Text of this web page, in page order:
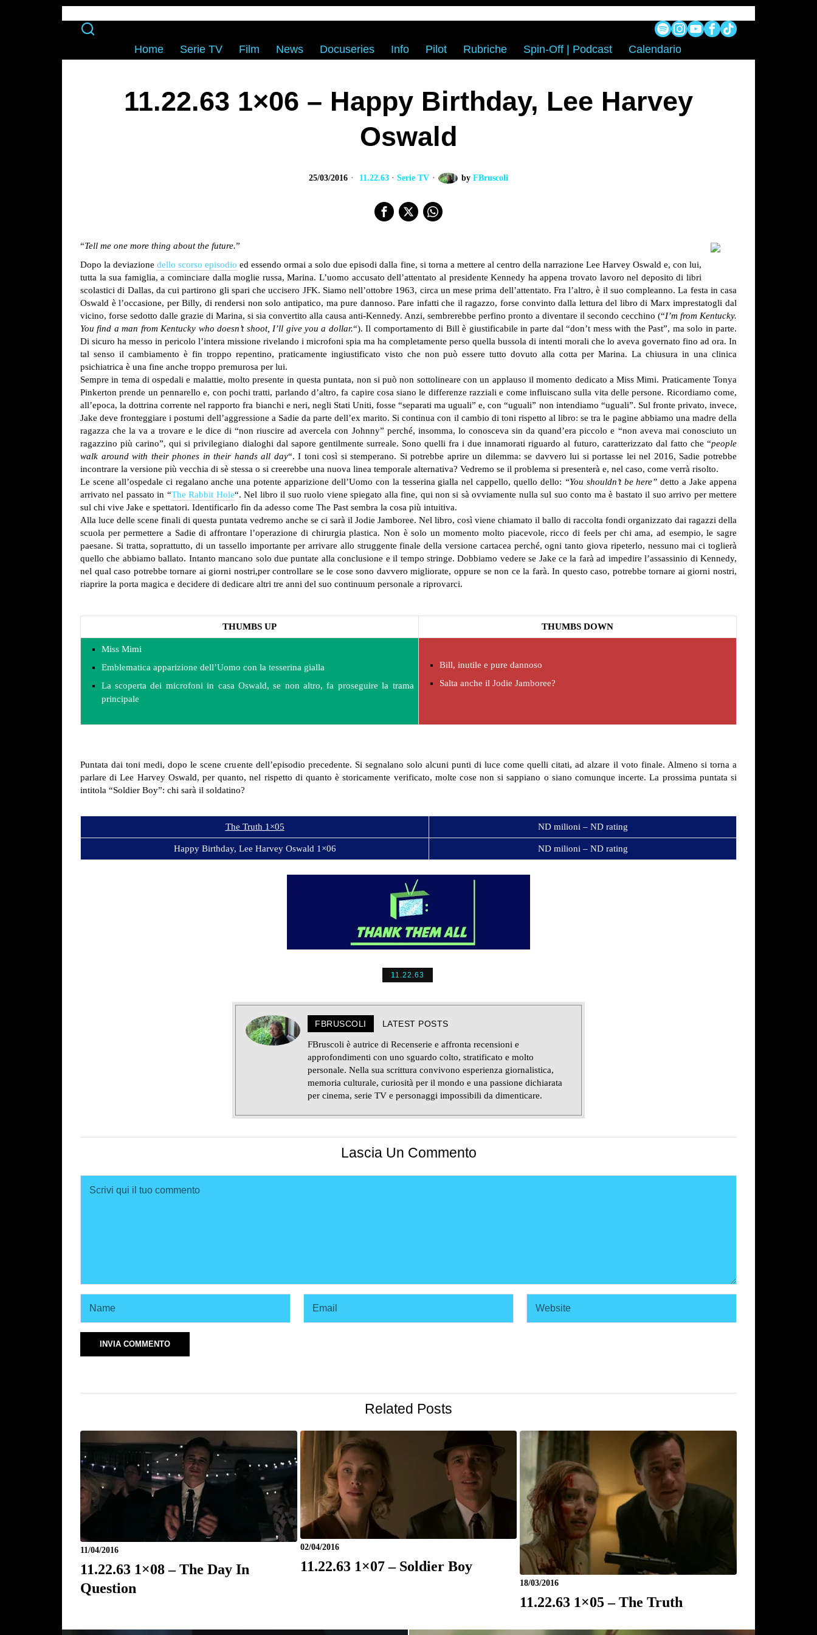
Home Serie TV Film News Docuseries Info Pilot Rubriche Spin-Off | Podcast Calendario
11.22.63 1×06 – Happy Birthday, Lee Harvey
Oswald
25/03/2016 11.22.63 · Serie TV by FBruscoli
“Tell me one more thing about the future.”
Dopo la deviazionedello scorso episodio ed essendo ormai a solo due episodi dalla fine, si torna a mettere al centro della narrazione Lee Harvey Oswald e, con lui,
tutta la sua famiglia, a cominciare dalla moglie russa, Marina. L’uomo accusato dell’attentato al presidente Kennedy ha appena trovato lavoro nel deposito di libri
scolastici di Dallas, da cui partirono gli spari che uccisero JFK. Siamo nell’ottobre 1963, circa un mese prima dell’attentato. Fra l’altro, è il suo compleanno. La festa in casa
Oswald è l’occasione, per Billy, di rendersi non solo antipatico, ma pure dannoso. Pare infatti che il ragazzo, forse convinto dalla lettura del libro di Marx imprestatogli dal
vicino, forse sedotto dalle grazie di Marina, si sia convertito alla causa anti-Kennedy. Anzi, sembrerebbe perfino pronto a diventare il secondo cecchino (“I’m from Kentucky.
You find a man from Kentucky who doesn’t shoot, I’ll give you a dollar.“). Il comportamento di Bill è giustificabile in parte dal “don’t mess with the Past”, ma solo in parte.
Di sicuro ha messo in pericolo l’intera missione rivelando i microfoni spia ma ha completamente perso quella bussola di intenti morali che lo aveva governato fino ad ora. In
tal senso il cambiamento è fin troppo repentino, praticamente ingiustificato visto che non può essere tutto dovuto alla cotta per Marina. La chiusura in una clinica
psichiatrica è una fine anche troppo premurosa per lui.
Sempre in tema di ospedali e malattie, molto presente in questa puntata, non si può non sottolineare con un applauso il momento dedicato a Miss Mimi. Praticamente Tonya
Pinkerton prende un pennarello e, con pochi tratti, parlando d’altro, fa capire cosa siano le differenze razziali e come influiscano sulla vita delle persone. Ricordiamo come,
all’epoca, la dottrina corrente nel rapporto fra bianchi e neri, negli Stati Uniti, fosse “separati ma uguali” e, con “uguali” non intendiamo “uguali”. Sul fronte privato, invece,
Jake deve fronteggiare i postumi dell’aggressione a Sadie da parte dell’ex marito. Si continua con il cambio di toni rispetto al libro: se tra le pagine abbiamo una madre della
ragazza che la va a trovare e le dice di “non riuscire ad avercela con Johnny” perché, insomma, lo conosceva sin da quand’era piccolo e “non aveva mai conosciuto un
ragazzino più carino”, qui si privilegiano dialoghi dal sapore gentilmente surreale. Sono quelli fra i due innamorati riguardo al futuro, caratterizzato dal fatto che “people
walk around with their phones in their hands all day“. I toni così si stemperano. Si potrebbe aprire un dilemma: se davvero lui si portasse lei nel 2016, Sadie potrebbe
incontrare la versione più vecchia di sè stessa o si creerebbe una nuova linea temporale alternativa? Vedremo se il problema si presenterà e, nel caso, come verrà risolto.
Le scene all’ospedale ci regalano anche una potente apparizione dell’Uomo con la tesserina gialla nel cappello, quello dello: “You shouldn’t be here” detto a Jake appena
arrivato nel passato in “The Rabbit Hole“. Nel libro il suo ruolo viene spiegato alla fine, qui non si sà ovviamente nulla sul suo conto ma è bastato il suo arrivo per mettere
sul chi vive Jake e spettatori. Identificarlo fin da adesso come The Past sembra la cosa più intuitiva.
Alla luce delle scene finali di questa puntata vedremo anche se ci sarà il Jodie Jamboree. Nel libro, così viene chiamato il ballo di raccolta fondi organizzato dai ragazzi della
scuola per permettere a Sadie di affrontare l’operazione di chirurgia plastica. Non è solo un momento molto piacevole, ricco di feels per chi ama, ad esempio, le sagre
paesane. Si tratta, soprattutto, di un tassello importante per arrivare allo struggente finale della versione cartacea perché, ogni tanto giova ripeterlo, nessuno mai ci toglierà
quello che abbiamo ballato. Intanto mancano solo due puntate alla conclusione e il tempo stringe. Dobbiamo vedere se Jake ce la farà ad impedire l’assassinio di Kennedy,
nel qual caso potrebbe tornare ai giorni nostri,per controllare se le cose sono davvero migliorate, oppure se non ce la farà. In questo caso, potrebbe tornare ai giorni nostri,
riaprire la porta magica e decidere di dedicare altri tre anni del suo continuum personale a riprovarci.
THUMBS UP THUMBS DOWN
Miss Mimi
Emblematica apparizione dell’Uomo con la tesserina gialla
La scoperta dei microfoni in casa Oswald, se non altro, fa proseguire la trama
principale
Bill, inutile e pure dannoso
Salta anche il Jodie Jamboree?
Puntata dai toni medi, dopo le scene cruente dell’episodio precedente. Si segnalano solo alcuni punti di luce come quelli citati, ad alzare il voto finale. Almeno si torna a
parlare di Lee Harvey Oswald, per quanto, nel rispetto di quanto è storicamente verificato, molte cose non si sappiano o siano comunque incerte. La prossima puntata si
intitola “Soldier Boy”: chi sarà il soldatino?
The Truth 1×05 ND milioni – ND rating
Happy Birthday, Lee Harvey Oswald 1×06 ND milioni – ND rating
11.22.63
FBRUSCOLI LATEST POSTS
FBruscoli è autrice di Recenserie e affronta recensioni e
approfondimenti con uno sguardo colto, stratificato e molto
personale. Nella sua scrittura convivono esperienza giornalistica,
memoria culturale, curiosità per il mondo e una passione dichiarata
per cinema, serie TV e personaggi impossibili da dimenticare.
Lascia Un Commento
Related Posts
11/04/2016
11.22.63 1×08 – The Day In
Question
02/04/2016
11.22.63 1×07 – Soldier Boy
18/03/2016
11.22.63 1×05 – The Truth